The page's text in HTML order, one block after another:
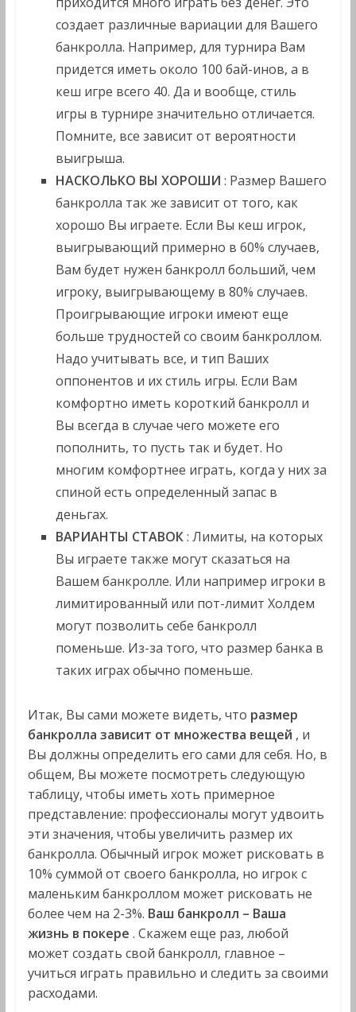
создает различные вариации для Вашего
банкролла. Например, для турнира Вам
придется иметь около 100 бай-инов, а в
кеш игре всего 40. Да и вообще, стиль
игры в турнире значительно отличается.
Помните, все зависит от вероятности
выигрыша.
НАСКОЛЬКО ВЫ ХОРОШИ : Размер Вашего
банкролла так же зависит от того, как
хорошо Вы играете. Если Вы кеш игрок,
выигрывающий примерно в 60% случаев,
Вам будет нужен банкролл больший, чем
игроку, выигрывающему в 80% случаев.
Проигрывающие игроки имеют еще
больше трудностей со своим банкроллом.
Надо учитывать все, и тип Ваших
оппонентов и их стиль игры. Если Вам
комфортно иметь короткий банкролл и
Вы всегда в случае чего можете его
пополнить, то пусть так и будет. Но
многим комфортнее играть, когда у них за
спиной есть определенный запас в
деньгах.
ВАРИАНТЫ СТАВОК: Лимиты, на которых
Вы играете также могут сказаться на
Вашем банкролле. Или например игроки в
лимитированный или пот-лимит Холдем
могут позволить себе банкролл
поменьше. Из-за того, что размер банка в
таких играх обычно поменьше.
Итак, Вы сами можете видеть, что размер
банкролла зависит от множества вещей , и
Вы должны определить его сами для себя. Но, в
общем, Вы можете посмотреть следующую
таблицу, чтобы иметь хоть примерное
представление: профессионалы могут удвоить
эти значения, чтобы увеличить размер их
банкролла. Обычный игрок может рисковать в
10% суммой от своего банкролла, но игрок с
маленьким банкроллом может рисковать не
более чем на 2-3%. Ваш банкролл – Ваша
жизнь в покере . Скажем еще раз, любой
может создать свой банкролл, главное –
учиться играть правильно и следить за своими
расходами.